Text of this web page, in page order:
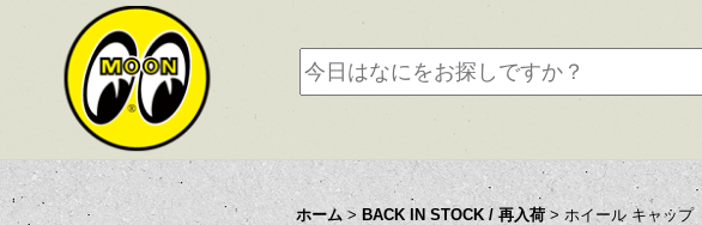
ホーム > BACK IN STOCK / 再入荷 > ホイール キャップ